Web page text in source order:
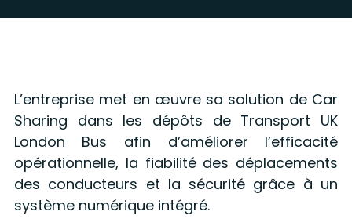
L’entreprise met en œuvre sa solution de Car
Sharing dans les dépôts de Transport UK
London Bus afin d’améliorer l’efficacité
opérationnelle, la fiabilité des déplacements
des conducteurs et la sécurité grâce à un
système numérique intégré.